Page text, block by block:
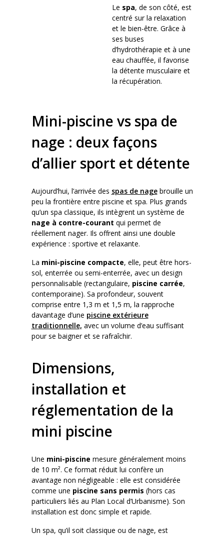
Le spa, de son côté, est
centré sur la relaxation
et le bien-être. Grâce à
ses buses
d’hydrothérapie et à une
eau chauffée, il favorise
la détente musculaire et
la récupération.
Mini-piscine vs spa de
nage : deux façons
d’allier sport et détente
Aujourd’hui, l’arrivée des spas de nagebrouille un
peu la frontière entre piscine et spa. Plus grands
qu’un spa classique, ils intègrent un système de
nage à contre-courant qui permet de
réellement nager. Ils offrent ainsi une double
expérience : sportive et relaxante.
La mini-piscine compacte, elle, peut être hors-
sol, enterrée ou semi-enterrée, avec un design
personnalisable (rectangulaire, piscine carrée,
contemporaine). Sa profondeur, souvent
comprise entre 1,3 m et 1,5 m, la rapproche
davantage d’une piscine extérieure
traditionnelle, avec un volume d’eau suffisant
pour se baigner et se rafraîchir.
Dimensions,
installation et
réglementation de la
mini piscine
Une mini-piscine mesure généralement moins
de 10 m². Ce format réduit lui confère un
avantage non négligeable : elle est considérée
comme une piscine sans permis (hors cas
particuliers liés au Plan Local d’Urbanisme). Son
installation est donc simple et rapide.
Un spa, qu’il soit classique ou de nage, est